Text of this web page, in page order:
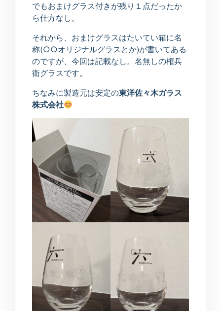
でもおまけグラス付きが残り１点だったか
ら仕方なし。
それから、おまけグラスはたいてい箱に名
称(○○オリジナルグラスとか)が書いてある
のですが、今回は記載なし。名無しの権兵
衛グラスです。
ちなみに製造元は安定の東洋佐々木ガラス
株式会社